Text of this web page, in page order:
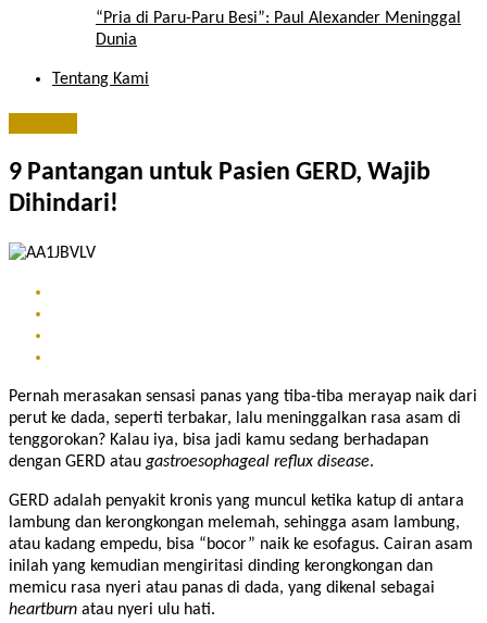
“Pria di Paru-Paru Besi”: Paul Alexander Meninggal
Dunia
Tentang Kami
9 Pantangan untuk Pasien GERD, Wajib
Dihindari!
Pernah merasakan sensasi panas yang tiba-tiba merayap naik dari
perut ke dada, seperti terbakar, lalu meninggalkan rasa asam di
tenggorokan? Kalau iya, bisa jadi kamu sedang berhadapan
dengan GERD atau gastroesophageal reflux disease.
GERD adalah penyakit kronis yang muncul ketika katup di antara
lambung dan kerongkongan melemah, sehingga asam lambung,
atau kadang empedu, bisa “bocor” naik ke esofagus. Cairan asam
inilah yang kemudian mengiritasi dinding kerongkongan dan
memicu rasa nyeri atau panas di dada, yang dikenal sebagai
heartburn atau nyeri ulu hati.